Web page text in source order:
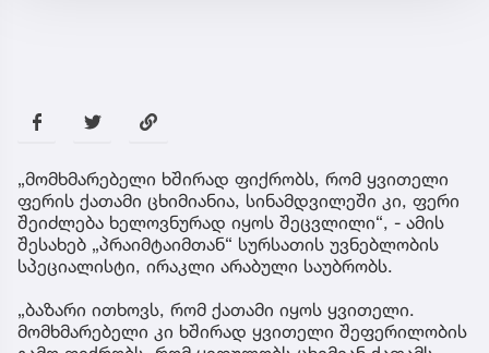
„მომხმარებელი ხშირად ფიქრობს, რომ ყვითელი
ფერის ქათამი ცხიმიანია, სინამდვილეში კი, ფერი
შეიძლება ხელოვნურად იყოს შეცვლილი“, - ამის
შესახებ „პრაიმტაიმთან“ სურსათის უვნებლობის
სპეციალისტი, ირაკლი არაბული საუბრობს.
„ბაზარი ითხოვს, რომ ქათამი იყოს ყვითელი.
მომხმარებელი კი ხშირად ყვითელი შეფერილობის